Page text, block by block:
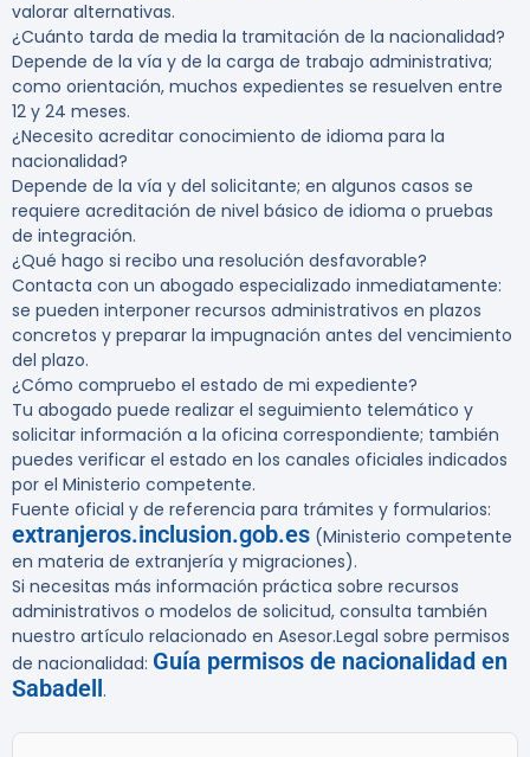
valorar alternativas.
¿Cuánto tarda de media la tramitación de la nacionalidad?
Depende de la vía y de la carga de trabajo administrativa;
como orientación, muchos expedientes se resuelven entre
12 y 24 meses.
¿Necesito acreditar conocimiento de idioma para la
nacionalidad?
Depende de la vía y del solicitante; en algunos casos se
requiere acreditación de nivel básico de idioma o pruebas
de integración.
¿Qué hago si recibo una resolución desfavorable?
Contacta con un abogado especializado inmediatamente:
se pueden interponer recursos administrativos en plazos
concretos y preparar la impugnación antes del vencimiento
del plazo.
¿Cómo compruebo el estado de mi expediente?
Tu abogado puede realizar el seguimiento telemático y
solicitar información a la oficina correspondiente; también
puedes verificar el estado en los canales oficiales indicados
por el Ministerio competente.
Fuente oficial y de referencia para trámites y formularios:
extranjeros.inclusion.gob.es (Ministerio competente
en materia de extranjería y migraciones).
Si necesitas más información práctica sobre recursos
administrativos o modelos de solicitud, consulta también
nuestro artículo relacionado en Asesor.Legal sobre permisos
de nacionalidad: Guía permisos de nacionalidad en
Sabadell.